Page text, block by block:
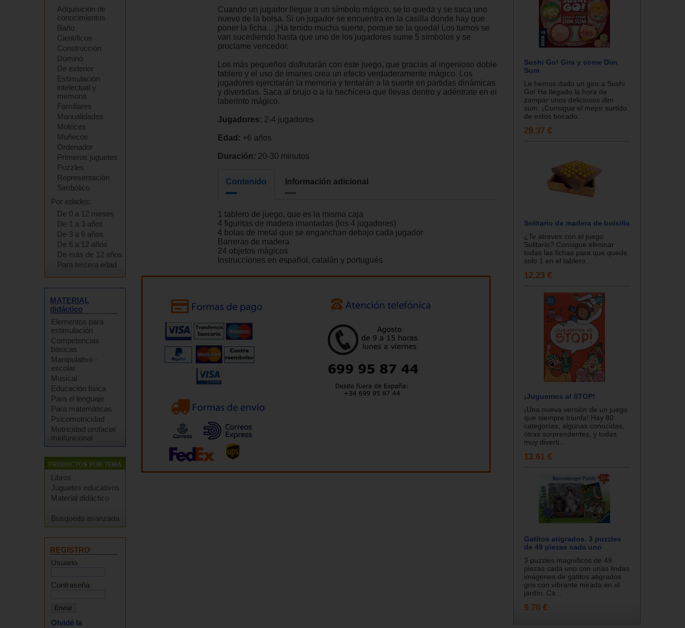
Adquisición de
conocimientos
Baño
Científicos
Construcción
Dominó
De exterior
Estimulación
intelectual y
memoria
Familiares
Manualidades
Motrices
Muñecos
Ordenador
Primeros juguetes
Puzzles
Representación
Simbólico
Por edades:
De 0 a 12 meses
De 1 a 3 años
De 3 a 6 años
De 6 a 12 años
De más de 12 años
Para tercera edad
MATERIAL
didáctico
Elementos para
estimulación
Competencias
básicas
Manipulativo -
escolar
Musical
Educación física
Para el lenguaje
Para matemáticas
Psicomotricidad
Motricidad orofacial
miofuncional
Libros
Juguetes educativos
Material didáctico
Busqueda avanzada
REGISTRO
Usuario
Contraseña
Olvidé la
Cuando un jugador llegue a un símbolo mágico, se lo queda y se saca uno
nuevo de la bolsa. Si un jugador se encuentra en la casilla donde hay que
poner la ficha... ¡Ha tenido mucha suerte, porque se la queda! Los turnos se
van sucediendo hasta que uno de los jugadores sume 5 símbolos y se
proclame vencedor.
Los más pequeños disfrutarán con este juego, que gracias al ingenioso doble
tablero y el uso de imanes crea un efecto verdaderamente mágico. Los
jugadores ejercitarán la memoria y tentarán a la suerte en partidas dinámicas
y divertidas. Saca al brujo o a la hechicera que llevas dentro y adéntrate en el
laberinto mágico.
Jugadores: 2-4 jugadores
Edad: +6 años
Duración: 20-30 minutos
Contenido Información adicional
1 tablero de juego, que es la misma caja
4 figuritas de madera imantadas (los 4 jugadores)
4 bolas de metal que se enganchan debajo cada jugador
Barreras de madera
24 objetos mágicos
Instrucciones en español, catalán y portugués
Sushi Go! Gira y come Dim
Sum
Le hemos dado un giro a Sushi
Go! Ha llegado la hora de
zampar unos deliciosos dim
sum. ¡Consigue el mejor surtido
de estos bocado...
29.37 €
Solitario de madera de bolsillo
¿Te atreves con el juego
Solitario? Consigue eliminar
todas las fichas para que quede
solo 1 en el tablero...
12.23 €
¡Juguemos al STOP!
¡Una nueva versión de un juego
que siempre triunfa! Hay 80
categorías, algunas conocidas,
otras sorprendentes, y todas
muy diverti...
13.61 €
Gatitos atigrados. 3 puzzles
de 49 piezas cada uno
3 puzzles magníficos de 49
piezas cada uno con unas lindas
imágenes de gatitos atigrados
gris con vibrante mirada en el
jardín. Ca...
9.78 €